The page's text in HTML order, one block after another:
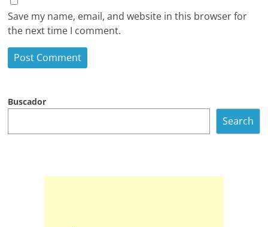
Save my name, email, and website in this browser for
the next time I comment.
Buscador
Search